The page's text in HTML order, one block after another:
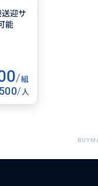
迎サ
能
/組
/ 人